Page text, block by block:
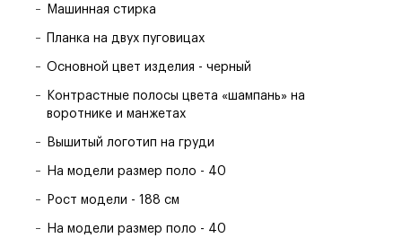
Машинная стирка
Планка на двух пуговицах
Основной цвет изделия - черный
Контрастные полосы цвета «шампань» на
воротнике и манжетах
Вышитый логотип на груди
На модели размер поло - 40
Рост модели - 188 см
На модели размер поло - 40